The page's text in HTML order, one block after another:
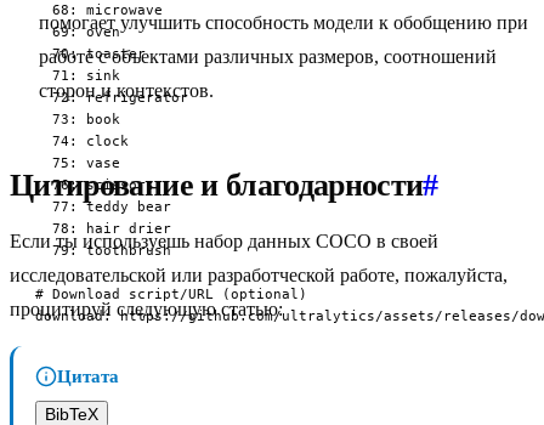
  68: microwave
  69: oven
  70: toaster
  71: sink
  72: refrigerator
  73: book
  74: clock
  75: vase
  76: scissors
  77: teddy bear
  78: hair drier
  79: toothbrush
# Download script/URL (optional)
download: https://github.com/ultralytics/assets/releases/
помогает улучшить способность модели к обобщению при
работе с объектами различных размеров, соотношений
сторон и контекстов.
Цитирование и благодарности#
Если ты используешь набор данных COCO в своей
исследовательской или разработческой работе, пожалуйста,
процитируй следующую статью:
Цитата
BibTeX